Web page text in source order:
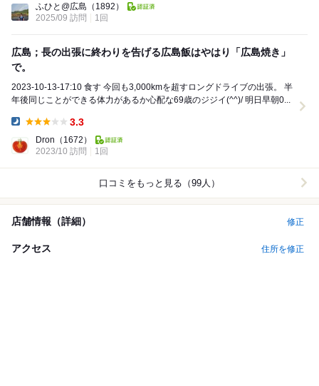
ふひと@広島 （1892）
2025/09 訪問
1回
広島；長の出張に終わりを告げる広島飯はやはり「広島焼き」
で。
2023-10-13-17:10 食す 今回も3,000kmを超すロングドライブの出張。 半
年後同じことができる体力があるか心配な69歳のジジイ(^^)/ 明日早朝0...
3.3
Dron （1672）
2023/10 訪問
1回
口コミをもっと見る（99人）
店舗情報（詳細） 修正
アクセス 住所を修正